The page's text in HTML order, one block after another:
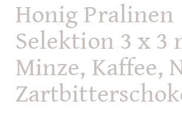
Honig Pralinen
Selektion 3 x 3
Minze, Kaffee,